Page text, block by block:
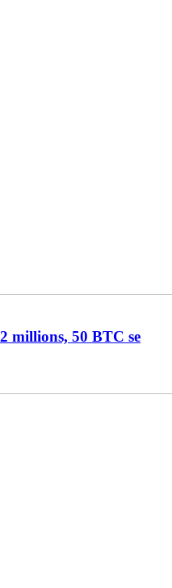
millions, 50 BTC se